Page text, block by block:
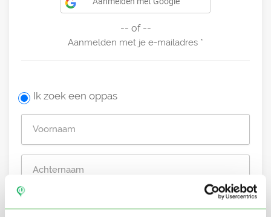
-- of --
Aanmelden met je e-mailadres
Ik zoek een oppas